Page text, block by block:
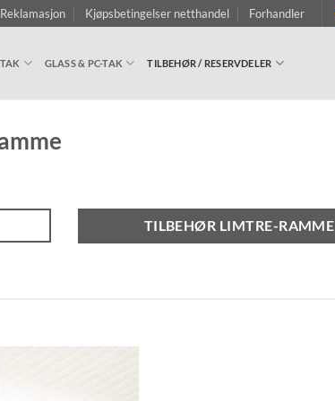
Reklamasjon Kjøpsbetingelser netthandel Forhandler
GLASS & PC-TAK TILBEHØR / RESERVDELER
TILBEHØR LIMTRE-RAMME